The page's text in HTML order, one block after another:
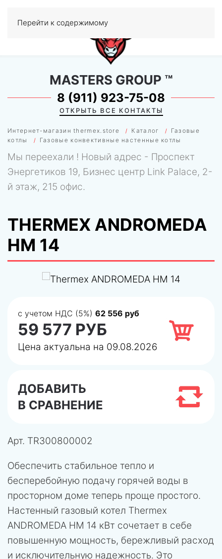
Перейти к содержимому
0
Интернет-магазин thermex.store Каталог
Газовые
котлы
Газовые конвективные настенные котлы
MASTERS GROUP ™
8 (911) 923-75-08
ОТКРЫТЬ ВСЕ КОНТАКТЫ
Мы переехали ! Новый адрес - Проспект
Энергетиков 19, Бизнес центр Link Palace, 2-
й этаж, 215 офис.
THERMEX ANDROMEDA
HM 14
с учетом НДС (5%) 62 556 руб
59 577 РУБ
Цена актуальна на 09.08.2026
ДОБАВИТЬ
В СРАВНЕНИЕ
Арт. TR300800002
Обеспечить стабильное тепло и
бесперебойную подачу горячей воды в
просторном доме теперь проще простого.
Настенный газовый котел Thermex
ANDROMEDA HM 14 кВт сочетает в себе
повышенную мощность, бережливый расход
и исключительную надежность. Это